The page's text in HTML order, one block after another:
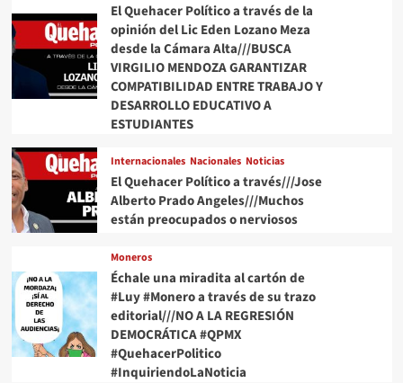
El Quehacer Político a través de la
opinión del Lic Eden Lozano Meza
desde la Cámara Alta///BUSCA
VIRGILIO MENDOZA GARANTIZAR
COMPATIBILIDAD ENTRE TRABAJO Y
DESARROLLO EDUCATIVO A
ESTUDIANTES
Internacionales Nacionales Noticias
El Quehacer Político a través///Jose
Alberto Prado Angeles///Muchos
están preocupados o nerviosos
Moneros
Échale una miradita al cartón de
#Luy #Monero a través de su trazo
editorial///NO A LA REGRESIÓN
DEMOCRÁTICA #QPMX
#QuehacerPolitico
#InquiriendoLaNoticia